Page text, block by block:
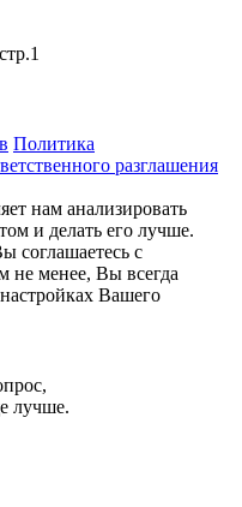
Политика
разглашения
нам анализировать
и делать его лучше.
соглашаетесь с
не менее, Вы всегда
Вашего
лучше.